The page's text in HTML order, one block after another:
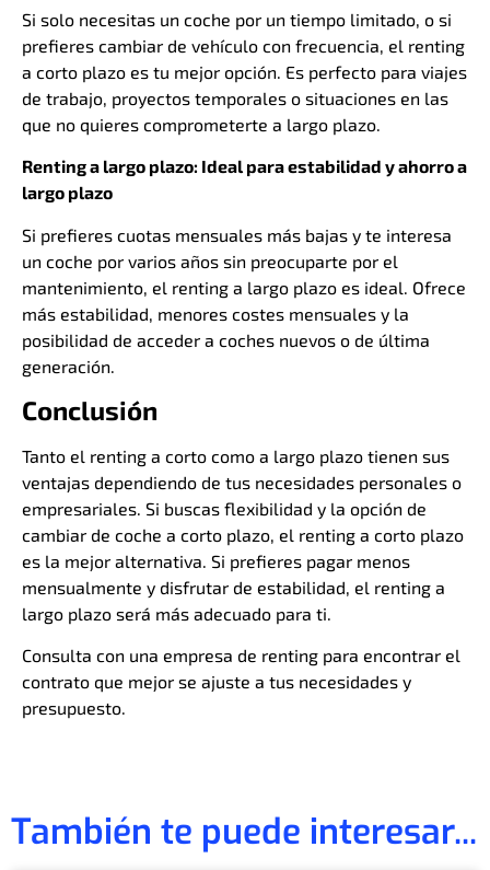
Si solo necesitas un coche por un tiempo limitado, o si
prefieres cambiar de vehículo con frecuencia, el renting
a corto plazo es tu mejor opción. Es perfecto para viajes
de trabajo, proyectos temporales o situaciones en las
que no quieres comprometerte a largo plazo.
Renting a largo plazo: Ideal para estabilidad y ahorro a
largo plazo
Si prefieres cuotas mensuales más bajas y te interesa
un coche por varios años sin preocuparte por el
mantenimiento, el renting a largo plazo es ideal. Ofrece
más estabilidad, menores costes mensuales y la
posibilidad de acceder a coches nuevos o de última
generación.
Conclusión
Tanto el renting a corto como a largo plazo tienen sus
ventajas dependiendo de tus necesidades personales o
empresariales. Si buscas flexibilidad y la opción de
cambiar de coche a corto plazo, el renting a corto plazo
es la mejor alternativa. Si prefieres pagar menos
mensualmente y disfrutar de estabilidad, el renting a
largo plazo será más adecuado para ti.
Consulta con una empresa de renting para encontrar el
contrato que mejor se ajuste a tus necesidades y
presupuesto.
También te puede interesar...